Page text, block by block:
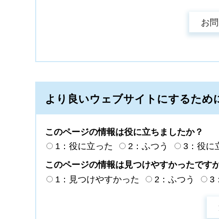
より良いウェブサイトにするた
このページの情報は役に立ちましたか？
1：役に立った
2：ふつう
3：役に
このページの情報は見つけやすかったです
1：見つけやすかった
2：ふつう 3